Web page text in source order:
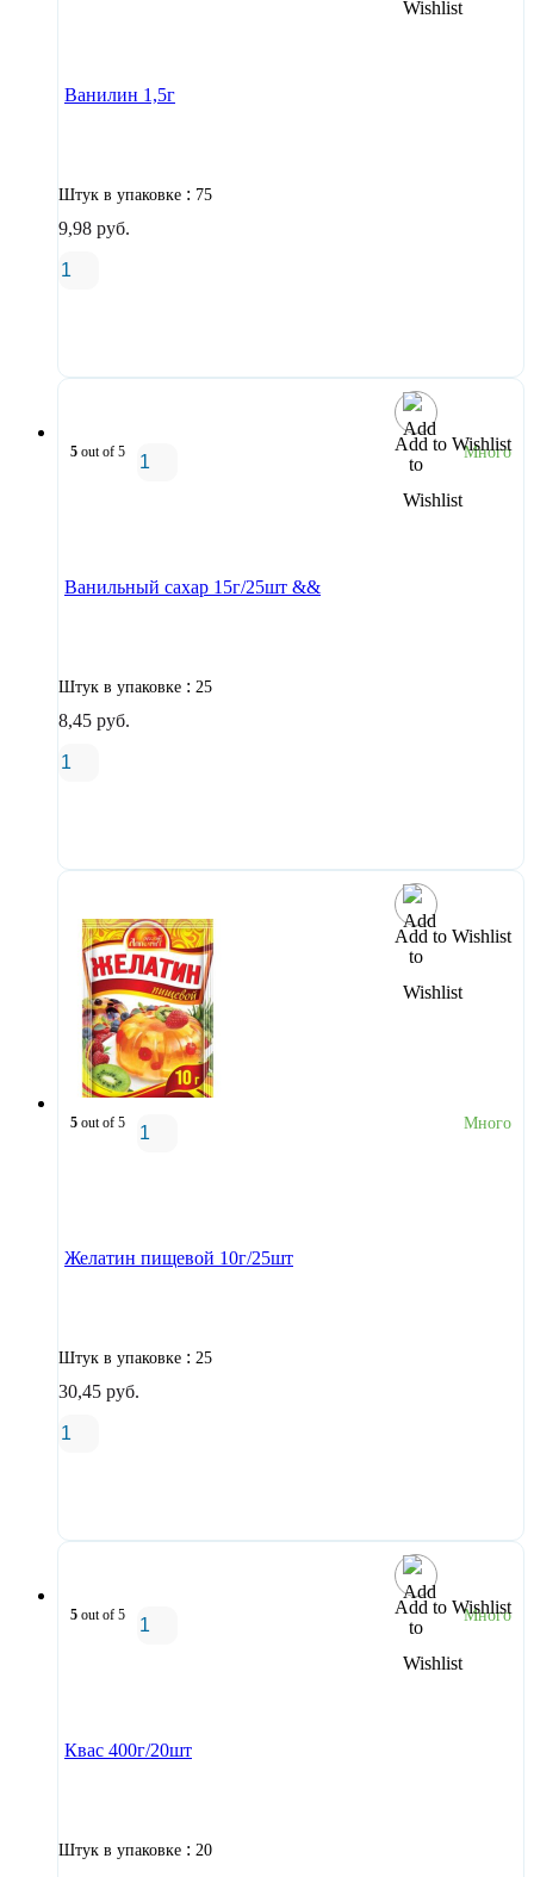
Ванилин 1,5г
Штук в упаковке : 75
9,98 руб.
Add to Wishlist
5 out of 5 Много
Ванильный сахар 15г/25шт &&
Штук в упаковке : 25
8,45 руб.
Add to Wishlist
5 out of 5 Много
Желатин пищевой 10г/25шт
Штук в упаковке : 25
30,45 руб.
Add to Wishlist
5 out of 5 Много
Квас 400г/20шт
Штук в упаковке : 20